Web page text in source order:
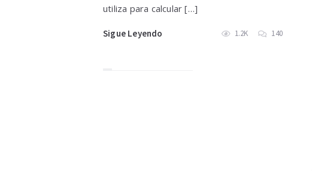
utiliza para calcular […]
Sigue Leyendo 1.2K 140